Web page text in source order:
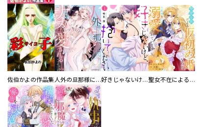
佐伯かよの作品集 人外の旦那様に娶られ毎晩ナカまで愛される…。アンソロジー 好きじゃないけど、抱いてください【電子単行本版／特典おまけ付き】 聖女不在による仮初め婚なのに、不器用な王太子に溺愛されています【電子単行本版／特典おまけ付き】